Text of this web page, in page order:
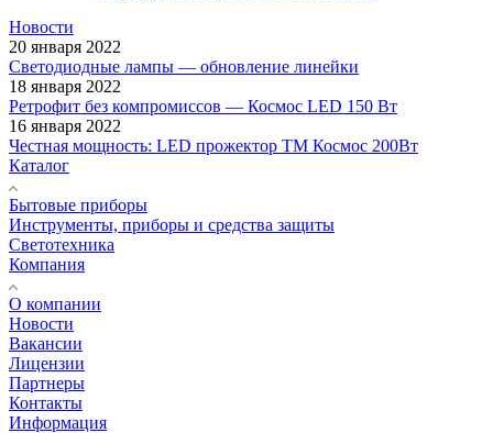
Новости
20 января 2022
Светодиодные лампы — обновление линейки
18 января 2022
Ретрофит без компромиссов — Космос LED 150 Вт
16 января 2022
Честная мощность: LED прожектор ТМ Космос 200Вт
Каталог
Бытовые приборы
Инструменты, приборы и средства защиты
Светотехника
Компания
О компании
Новости
Вакансии
Лицензии
Партнеры
Контакты
Информация